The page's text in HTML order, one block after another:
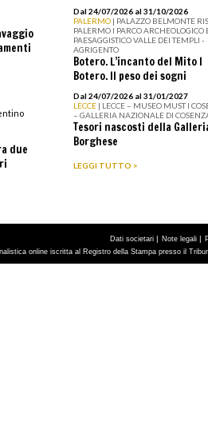
due
Dal 24/07/2026 al 31/10/2026
PALERMO | PALAZZO BELMONTE
PALERMO I PARCO ARCHEOLOGICO
PAESAGGISTICO VALLE DEI TEMPLI -
AGRIGENTO
Botero. L’incanto del Mito I
Botero. Il peso dei sogni
Dal 24/07/2026 al 31/01/2027
LECCE | LECCE – MUSEO MUST I
– GALLERIA NAZIONALE DI
Tesori nascosti della
Borghese
LEGGI TUTTO >
Dati societari | Note legali |
online iscritta al Registro della Stampa presso il